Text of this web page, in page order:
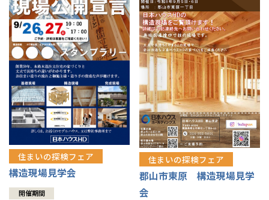
住まいの探検フェア
構造現場見学会
開催期間
住まいの探検フェア
郡山市東原 構造現場見学
会